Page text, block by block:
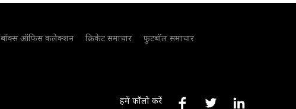
बॉक्स ऑफिस कलेक्शन क्रिकेट समाचार
फुटबॉल समाचार
हमें फॉलो करें